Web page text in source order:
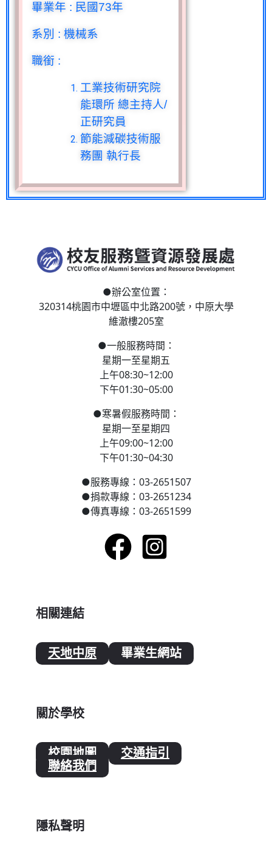
畢業年 : 民國73年
系別 : 機械系
職銜 :
工業技術研究院
能環所 總主持人/
正研究員
節能減碳技術服
務團 執行長
●辦公室位置：
320314桃園市中壢區中北路200號， 中原大學
維澈樓205室
●一般服務時間：
星期一至星期五
上午08:30~12:00
下午01:30~05:00
●寒暑假服務時間：
星期一至星期四
上午09:00~12:00
下午01:30~04:30
●服務專線：03-2651507
●捐款專線：03-2651234
●傳真專線：03-2651599
相關連結
天地中原 畢業生網站
關於學校
校園地圖 交通指引
聯絡我們
隱私聲明